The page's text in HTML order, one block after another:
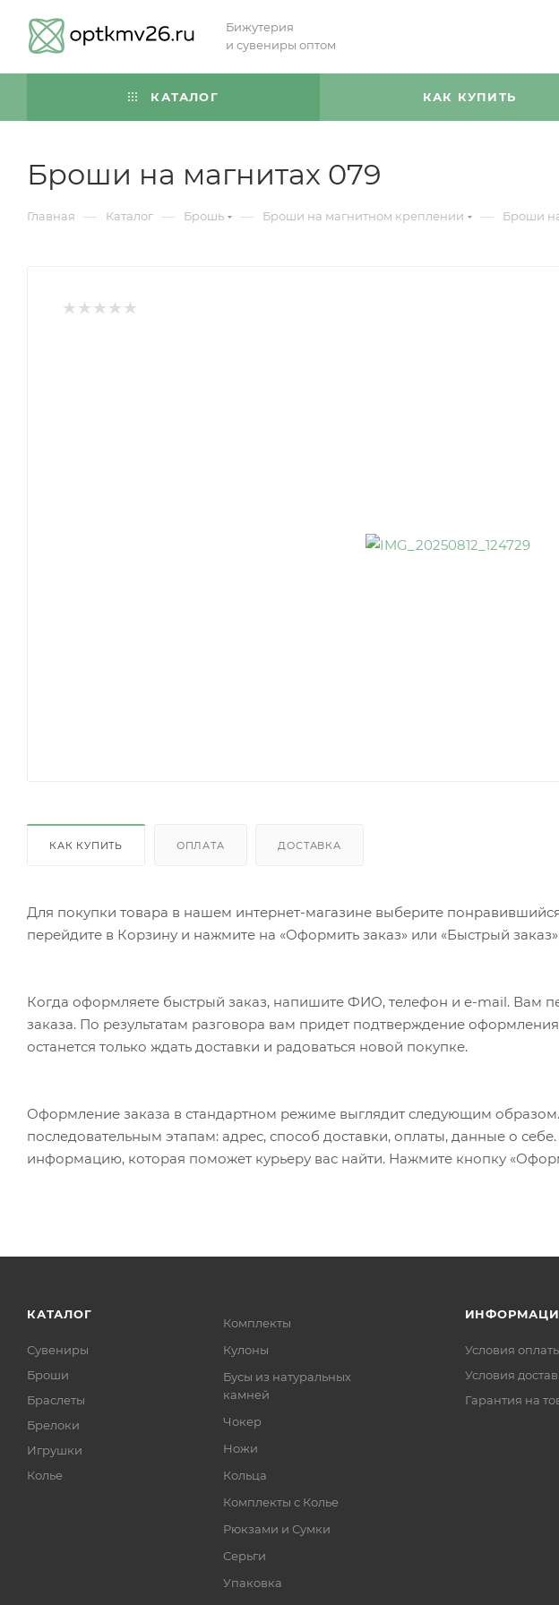
Бижутерия
и сувениры оптом
КАТАЛОГ КАК КУПИТЬ
Броши на магнитах 079
Главная — Каталог — Брошь — Броши на магнитном креплении — Броши
КАК КУПИТЬ ОПЛАТА ДОСТАВКА
Для покупки товара в нашем интернет-магазине выберите
перейдите в Корзину и нажмите на «Оформить заказ» или «Быстрый
Когда оформляете быстрый заказ, напишите ФИО, телефон и e-mail. Вам
заказа. По результатам разговора вам придет подтверждение
останется только ждать доставки и радоваться новой покупке.
Оформление заказа в стандартном режиме выглядит следующим
последовательным этапам: адрес, способ доставки, оплаты, данные о
информацию, которая поможет курьеру вас найти. Нажмите кнопку
КАТАЛОГ
Сувениры
Броши
Браслеты
Брелоки
Игрушки
Колье
Комплекты
Кулоны
Бусы из натуральных
камней
Чокер
Ножи
Кольца
Комплекты с Колье
Рюкзами и Сумки
Серьги
Упаковка
Условия
Условия
Гарантия на